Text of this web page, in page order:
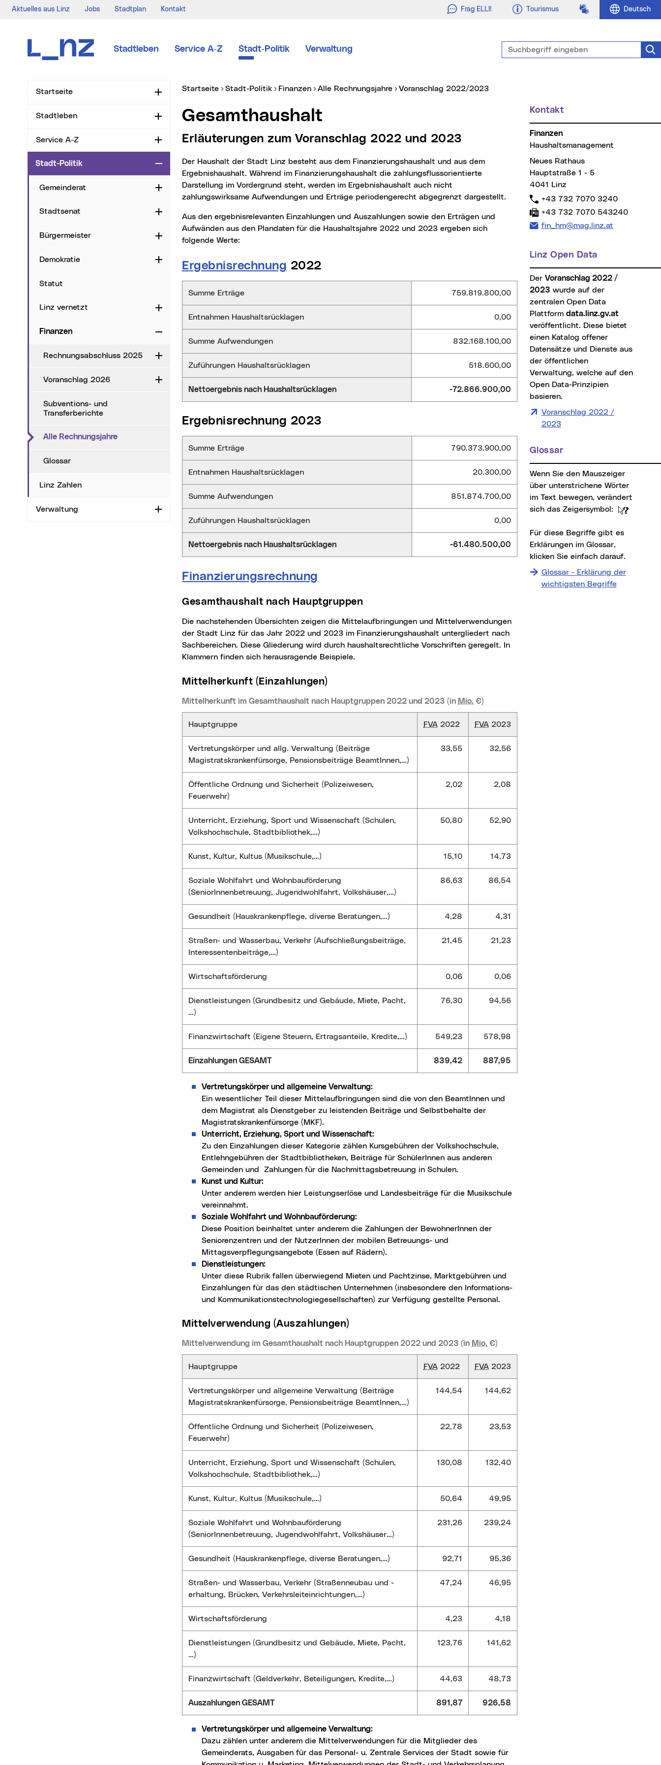
Aktuelles aus Linz Jobs Stadtplan Kontakt Frag ELLI! Tourismus Gebärdensprache
Deutsch
Stadtleben Service A-Z Stadt-Politik Verwaltung Suchbegriff eingeben
Startseite Aufklappen
Stadtleben Aufklappen
Service A-Z Aufklappen
Stadt-Politik Zuklappen
Gemeinderat Aufklappen
Stadtsenat Aufklappen
Bürgermeister Aufklappen
Demokratie Aufklappen
Statut
Linz vernetzt Aufklappen
Finanzen Zuklappen
Rechnungsabschluss 2025 Aufklappen
Voranschlag 2026 Aufklappen
Subventions- und
Transferberichte
Alle Rechnungsjahre(aktueller Menüpunkt)
Glossar
Linz Zahlen
Verwaltung Aufklappen
Sie sind hier:
Startseite Stadt-Politik Finanzen Alle Rechnungsjahre Voranschlag 2022/2023
Gesamthaushalt
Erläuterungen zum Voranschlag 2022 und 2023
Der Haushalt der Stadt Linz besteht aus dem Finanzierungshaushalt und aus dem
Ergebnishaushalt. Während im Finanzierungshaushalt die zahlungsflussorientierte
Darstellung im Vordergrund steht, werden im Ergebnishaushalt auch nicht
zahlungswirksame Aufwendungen und Erträge periodengerecht abgegrenzt dargestellt.
Aus den ergebnisrelevanten Einzahlungen und Auszahlungen sowie den Erträgen und
Aufwänden aus den Plandaten für die Haushaltsjahre 2022 und 2023 ergeben sich
folgende Werte:
Ergebnisrechnung 2022
Summe Erträge
759.819.800,00
Entnahmen Haushaltsrücklagen 0,00
Summe Aufwendungen 832.168.100,00
Zuführungen Haushaltsrücklagen 518.600,00
Nettoergebnis nach Haushaltsrücklagen -72.866.900,00
Ergebnisrechnung 2023
Summe Erträge
790.373.900,00
Entnahmen Haushaltsrücklagen 20.300,00
Summe Aufwendungen 851.874.700,00
Zuführungen Haushaltsrücklagen 0,00
Nettoergebnis nach Haushaltsrücklagen -61.480.500,00
Finanzierungsrechnung
Gesamthaushalt nach Hauptgruppen
Die nachstehenden Übersichten zeigen die Mittelaufbringungen und Mittelverwendungen
der Stadt Linz für das Jahr 2022 und 2023 im Finanzierungshaushalt untergliedert nach
Sachbereichen. Diese Gliederung wird durch haushaltsrechtliche Vorschriften geregelt. In
Klammern finden sich herausragende Beispiele.
Mittelherkunft (Einzahlungen)
Mittelherkunft im Gesamthaushalt nach Hauptgruppen 2022 und 2023 (in Mio. €)
Hauptgruppe FVA 2022 FVA 2023
Vertretungskörper und allg. Verwaltung (Beiträge
Magistratskrankenfürsorge, Pensionsbeiträge BeamtInnen,…)
33,55 32,56
Öffentliche Ordnung und Sicherheit (Polizeiwesen,
Feuerwehr)
2,02 2,08
Unterricht, Erziehung, Sport und Wissenschaft (Schulen,
Volkshochschule, Stadtbibliothek,…)
50,80 52,90
Kunst, Kultur, Kultus (Musikschule,…) 15,10 14,73
Soziale Wohlfahrt und Wohnbauförderung
(SeniorInnenbetreuung, Jugendwohlfahrt, Volkshäuser,…)
86,63 86,54
Gesundheit (Hauskrankenpflege, diverse Beratungen,…) 4,28 4,31
Straßen- und Wasserbau, Verkehr (Aufschließungsbeiträge,
Interessentenbeiträge,…)
21,45 21,23
Wirtschaftsförderung 0,06 0,06
Dienstleistungen (Grundbesitz und Gebäude, Miete, Pacht,
…)
76,30 94,56
Finanzwirtschaft (Eigene Steuern, Ertragsanteile, Kredite,…) 549,23 578,98
Einzahlungen GESAMT 839,42 887,95
Vertretungskörper und allgemeine Verwaltung:
Ein wesentlicher Teil dieser Mittelaufbringungen sind die von den BeamtInnen und
dem Magistrat als Dienstgeber zu leistenden Beiträge und Selbstbehalte der
Magistratskrankenfürsorge (MKF).
Unterricht, Erziehung, Sport und Wissenschaft:
Zu den Einzahlungen dieser Kategorie zählen Kursgebühren der Volkshochschule,
Entlehngebühren der Stadtbibliotheken, Beiträge für SchülerInnen aus anderen
Gemeinden und Zahlungen für die Nachmittagsbetreuung in Schulen.
Kunst und Kultur:
Unter anderem werden hier Leistungserlöse und Landesbeiträge für die Musikschule
vereinnahmt.
Soziale Wohlfahrt und Wohnbauförderung:
Diese Position beinhaltet unter anderem die Zahlungen der BewohnerInnen der
Seniorenzentren und der NutzerInnen der mobilen Betreuungs- und
Mittagsverpflegungsangebote (Essen auf Rädern).
Dienstleistungen:
Unter diese Rubrik fallen überwiegend Mieten und Pachtzinse, Marktgebühren und
Einzahlungen für das den städtischen Unternehmen (insbesondere den Informations-
und Kommunikationstechnologiegesellschaften) zur Verfügung gestellte Personal.
Mittelverwendung (Auszahlungen)
Mittelverwendung im Gesamthaushalt nach Hauptgruppen 2022 und 2023 (in Mio. €)
Hauptgruppe FVA 2022 FVA 2023
Vertretungskörper und allgemeine Verwaltung (Beiträge
Magistratskrankenfürsorge, Pensionsbeiträge BeamtInnen,…)
144,54 144,62
Öffentliche Ordnung und Sicherheit (Polizeiwesen,
Feuerwehr)
22,78 23,53
Unterricht, Erziehung, Sport und Wissenschaft (Schulen,
Volkshochschule, Stadtbibliothek,…)
130,08 132,40
Kunst, Kultur, Kultus (Musikschule,…) 50,64 49,95
Soziale Wohlfahrt und Wohnbauförderung
(SeniorInnenbetreuung, Jugendwohlfahrt, Volkshäuser…)
231,26 239,24
Gesundheit (Hauskrankenpflege, diverse Beratungen,…) 92,71 95,36
Straßen- und Wasserbau, Verkehr (Straßenneubau und -
erhaltung, Brücken, Verkehrsleiteinrichtungen,…)
47,24 46,95
Wirtschaftsförderung 4,23 4,18
Dienstleistungen (Grundbesitz und Gebäude, Miete, Pacht,
…)
123,76 141,62
Finanzwirtschaft (Geldverkehr, Beteiligungen, Kredite,…) 44,63 48,73
Auszahlungen GESAMT 891,87 926,58
Vertretungskörper und allgemeine Verwaltung:
Dazu zählen unter anderem die Mittelverwendungen für die Mitglieder des
Gemeinderats, Ausgaben für das Personal- u. Zentrale Services der Stadt sowie für
Kontakt
Finanzen
Haushaltsmanagement
Neues Rathaus
Hauptstraße 1 - 5
4041 Linz
Telefon:
+43 732 7070 3240
Fax:
+43 732 7070 543240
E-Mail Adresse:
fin_hm@mag.linz.at
Linz Open Data
Der Voranschlag 2022 /
2023 wurde auf der
zentralen Open Data
Plattform data.linz.gv.at
veröffentlicht. Diese bietet
einen Katalog offener
Datensätze und Dienste aus
der öffentlichen
Verwaltung, welche auf den
Open Data-Prinzipien
basieren.
Voranschlag 2022 /
2023
Glossar
Wenn Sie den Mauszeiger
über unterstrichene Wörter
im Text bewegen, verändert
sich das Zeigersymbol:
Für diese Begriffe gibt es
Erklärungen im Glossar,
klicken Sie einfach darauf.
Glossar - Erklärung der
wichtigsten Begriffe